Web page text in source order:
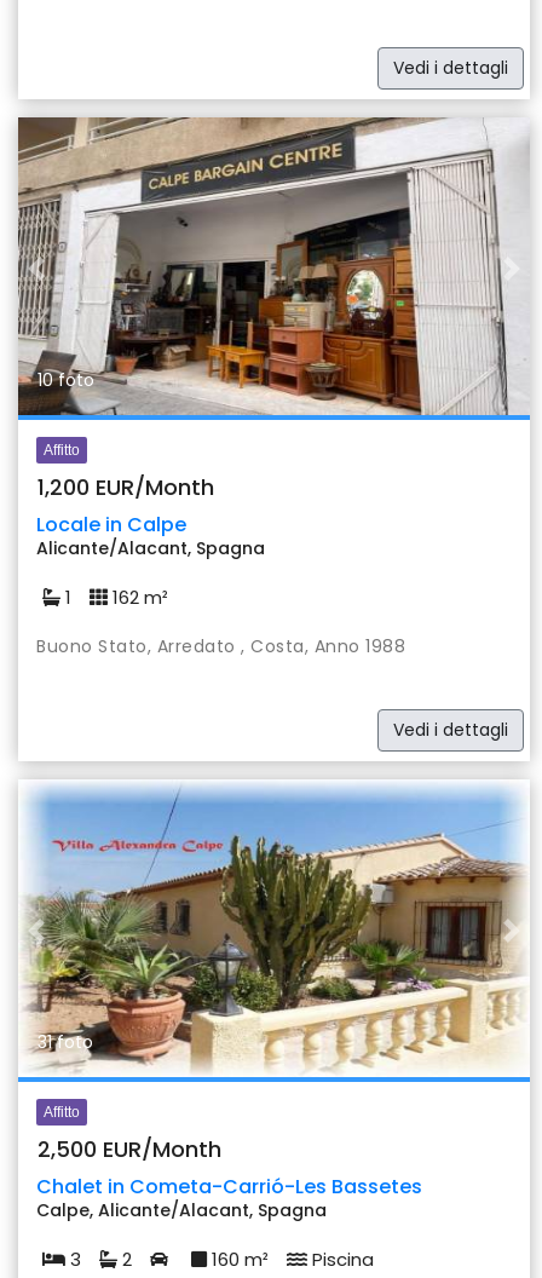
Vedi i dettagli
Previous
10 foto
Affitto
1,200 EUR/Month
Locale in Calpe
Alicante/Alacant, Spagna
1 162 m²
Buono Stato, Arredato , Costa, Anno 1988
Vedi i dettagli
Previous
31 foto
Affitto
2,500 EUR/Month
Chalet in Cometa-Carrió-Les Bassetes
Calpe, Alicante/Alacant, Spagna
3 2 160 m² Piscina